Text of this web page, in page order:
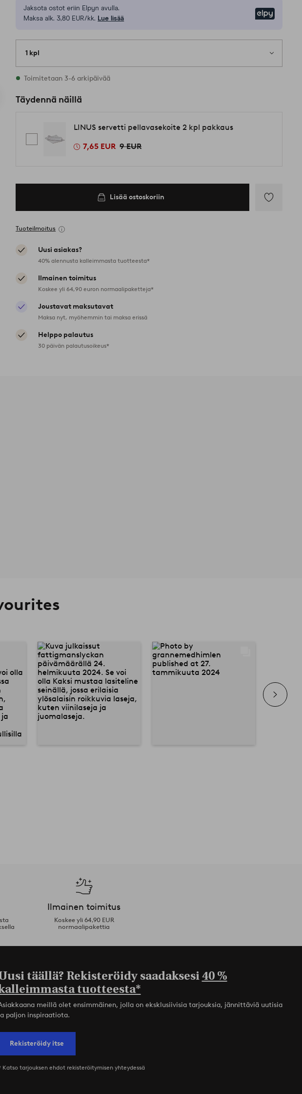
Jaksota ostot eriin Elpyn avulla.
Maksa alk. 3,80 EUR/kk. Lue lisää
1 kpl
Varastossa
Toimitetaan 3-6 arkipäivää
Täydennä näillä
LINUS servetti pellavasekoite 2 kpl pakkaus
7,65 EUR 9 EUR
Lisää ostoskoriin
Tuoteilmoitus
Uusi asiakas?
40% alennusta kalleimmasta tuotteesta*
Ilmainen toimitus
Koskee yli 64,90 euron normaalipaketteja*
Joustavat maksutavat
Maksa nyt, myöhemmin tai maksa erissä
Helppo palautus
30 päivän palautusoikeus*
Ilmainen toimitus
Koskee yli 64,90 EUR
normaalipakettia
täällä? Rekisteröidy saadaksesi40 %
tuotteesta*
meillä olet ensimmäinen, jolla on eksklusiivisia tarjouksia, jännittäviä uutisia
paljon inspiraatiota.
Rekisteröidy itse
Katso tarjouksen ehdot rekisteröitymisen yhteydessä